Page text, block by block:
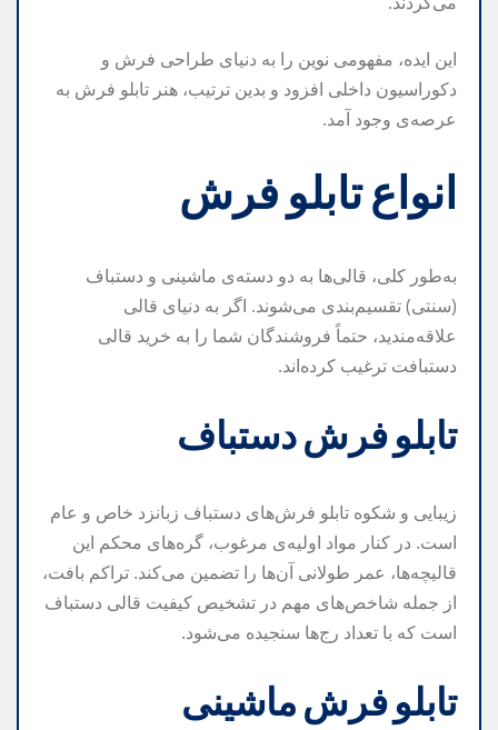
این ایده، مفهومی نوین را به دنیای طراحی فرش و
دکوراسیون داخلی افزود و بدین ترتیب، هنر تابلو فرش به
عرصه‌ی وجود آمد.
انواع تابلو فرش
به‌طور کلی، قالی‌ها به دو دسته‌ی ماشینی و دستباف
(سنتی) تقسیم‌بندی می‌شوند. اگر به دنیای قالی
علاقه‌مندید، حتماً فروشندگان شما را به خرید قالی
دستبافت ترغیب کرده‌اند.
تابلو فرش دستباف
زیبایی و شکوه تابلو فرش‌های دستباف زبانزد خاص و عام
است. در کنار مواد اولیه‌ی مرغوب، گره‌های محکم این
قالیچه‌ها، عمر طولانی آن‌ها را تضمین می‌کند. تراکم بافت،
از جمله شاخص‌های مهم در تشخیص کیفیت قالی دستباف
است که با تعداد رج‌ها سنجیده می‌شود.
تابلو فرش ماشینی